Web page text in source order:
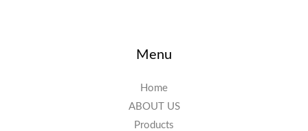
Menu
Home
ABOUT US
Products